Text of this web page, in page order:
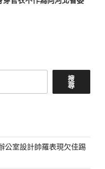
搜
尋
公室設計帥羅表現欠佳踢